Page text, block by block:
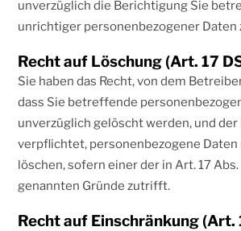
unverzüglich die Berichtigung Sie
unrichtiger personenbezogener Daten
Recht auf Löschung (Art. 17
Sie haben das Recht, von dem
dass Sie betreffende
unverzüglich gelöscht werden, und
verpflichtet, personenbezogene Daten
löschen, sofern einer der in Art. 17 Abs.
genannten Gründe zutrifft.
Recht auf Einschränkung (Art.